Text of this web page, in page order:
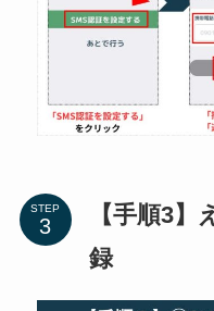
STEP
【手順3
録